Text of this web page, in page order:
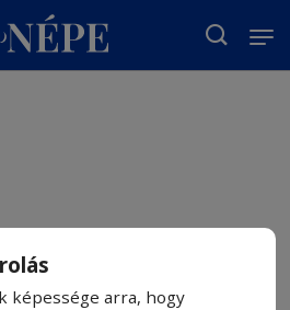
képessége arra, hogy